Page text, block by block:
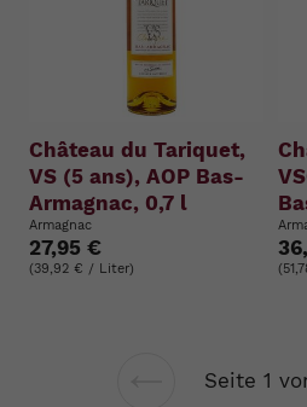
Château du Tariquet,
VS (5 ans), AOP Bas-
Armagnac, 0,7 l
Armagnac
27,95 €
(39,92 € / Liter)
Vorherige
Seite 1